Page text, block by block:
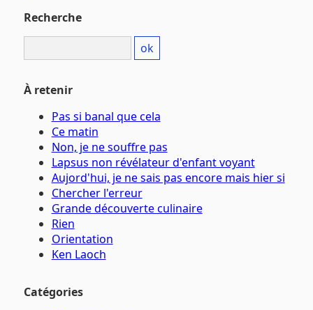
Recherche
À retenir
Pas si banal que cela
Ce matin
Non, je ne souffre pas
Lapsus non révélateur d'enfant voyant
Aujord'hui, je ne sais pas encore mais hier si
Chercher l'erreur
Grande découverte culinaire
Rien
Orientation
Ken Laoch
Catégories